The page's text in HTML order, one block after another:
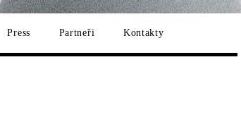
Press Partneři Kontakty